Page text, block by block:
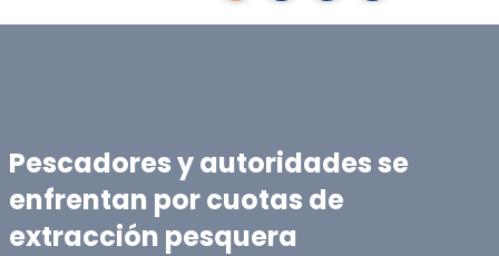
Pescadores y autoridades se
enfrentan por cuotas de
extracción pesquera